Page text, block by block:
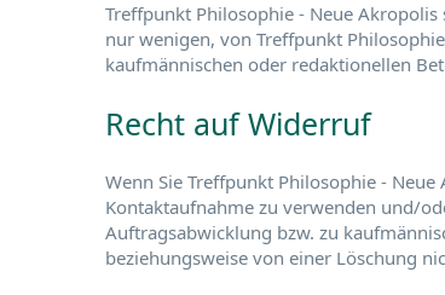
Treffpunkt Philosophie - Neue
nur wenigen, von Treffpunkt
kaufmännischen oder redaktionellen
Recht auf Widerruf
Wenn Sie Treffpunkt Philosophie -
Kontaktaufnahme zu verwenden und/
Auftragsabwicklung bzw. zu
beziehungsweise von einer Löschung